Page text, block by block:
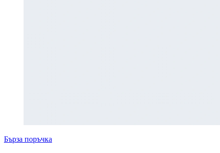
Бърза поръчка